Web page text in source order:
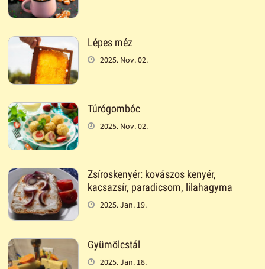
Lépes méz
2025. Nov. 02.
Túrógombóc
2025. Nov. 02.
Zsíroskenyér: kovászos kenyér,
kacsazsír, paradicsom, lilahagyma
2025. Jan. 19.
Gyümölcstál
2025. Jan. 18.